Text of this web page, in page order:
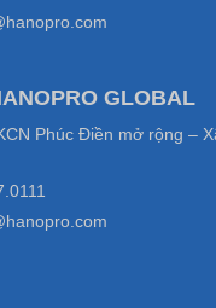
GLOBAL
Phúc Điền mở rộng –